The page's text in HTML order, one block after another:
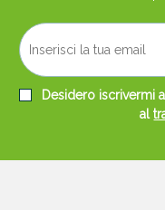
Desidero iscrivermi
al